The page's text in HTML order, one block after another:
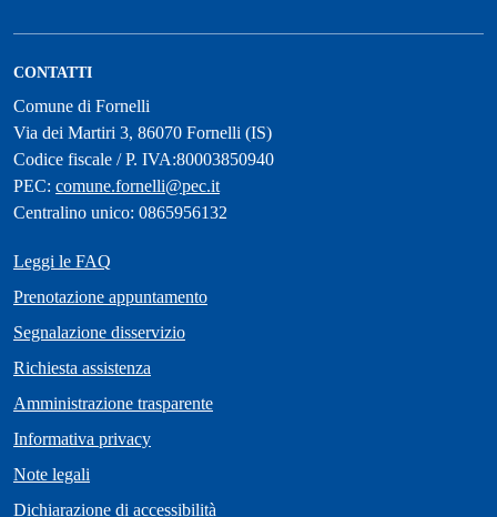
CONTATTI
Comune di Fornelli
Via dei Martiri 3, 86070 Fornelli (IS)
Codice fiscale / P. IVA:80003850940
PEC: comune.fornelli@pec.it
Centralino unico: 0865956132
Leggi le FAQ
Prenotazione appuntamento
Segnalazione disservizio
Richiesta assistenza
Amministrazione trasparente
Informativa privacy
Note legali
Dichiarazione di accessibilità